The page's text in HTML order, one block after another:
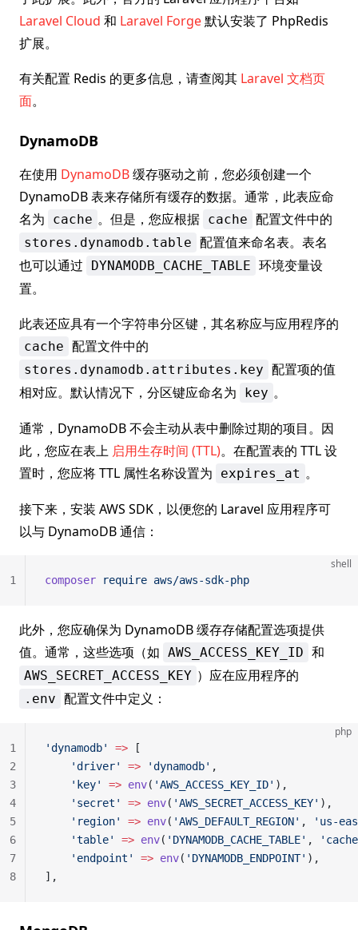
Laravel Cloud 和 Laravel Forge默认安装了 PhpRedis
扩展。
有关配置 Redis 的更多信息，请查阅其 Laravel 文档页
面。
DynamoDB
在使用 DynamoDB缓存驱动之前，您必须创建一个
DynamoDB 表来存储所有缓存的数据。通常，此表应命
名为
cache 。但是，您应根据 cache 配置文件中的
stores.dynamodb.table 配置值来命名表。表名
也可以通过
DYNAMODB_CACHE_TABLE 环境变量设
置。
此表还应具有一个字符串分区键，其名称应与应用程序的
cache 配置文件中的
stores.dynamodb.attributes.key 配置项的值
相对应。默认情况下，分区键应命名为
key 。
通常，DynamoDB 不会主动从表中删除过期的项目。因
此，您应在表上 启用生存时间 (TTL)。在配置表的 TTL 设
置时，您应将 TTL 属性名称设置为
expires_at 。
接下来，安装 AWS SDK，以便您的 Laravel 应用程序可
以与 DynamoDB 通信：
shell
composer require aws/aws-sdk-php
1
此外，您应确保为 DynamoDB 缓存存储配置选项提供
值。通常，这些选项（如 AWS_ACCESS_KEY_ID 和
AWS_SECRET_ACCESS_KEY ）应在应用程序的
.env 配置文件中定义：
php
'dynamodb' => [
    'driver'
=> 'dynamodb' ,
    'key'
=> env( 'AWS_ACCESS_KEY_ID' ),
    'secret'
=> env( 'AWS_SECRET_ACCESS_KEY' ),
    'region'
=> env( 'AWS_DEFAULT_REGION' ,
'us-
    'table'
=> env( 'DYNAMODB_CACHE_TABLE' ,
    'endpoint'
=> env( 'DYNAMODB_ENDPOINT' ),
],
1
2
3
4
5
6
7
8